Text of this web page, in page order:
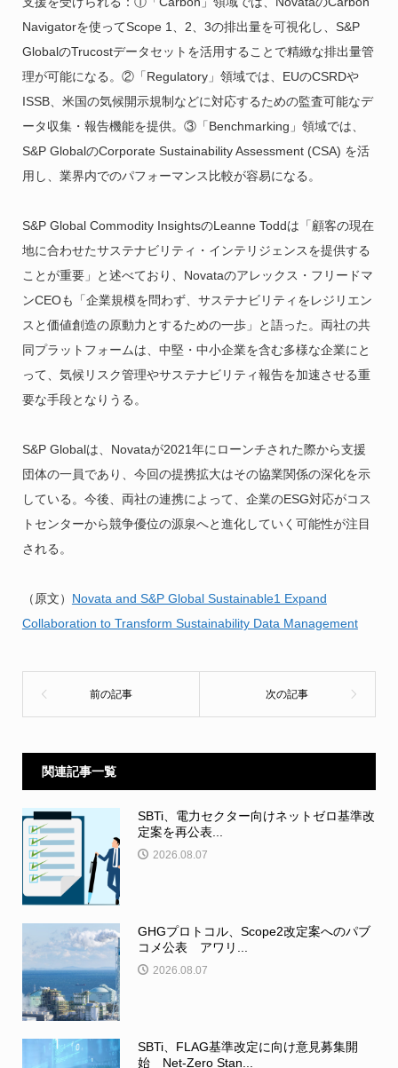
Navigatorを使ってScope 1、2、3の排出量を可視化し、S&P
GlobalのTrucostデータセットを活用することで精緻な排出量管
理が可能になる。②「Regulatory」領域では、EUのCSRDや
ISSB、米国の気候開示規制などに対応するための監査可能なデ
ータ収集・報告機能を提供。③「Benchmarking」領域では、
S&P GlobalのCorporate Sustainability Assessment (CSA) を活
用し、業界内でのパフォーマンス比較が容易になる。
S&P Global Commodity InsightsのLeanne Toddは「顧客の現在
地に合わせたサステナビリティ・インテリジェンスを提供する
ことが重要」と述べており、Novataのアレックス・フリードマ
ンCEOも「企業規模を問わず、サステナビリティをレジリエン
スと価値創造の原動力とするための一歩」と語った。両社の共
同プラットフォームは、中堅・中小企業を含む多様な企業にと
って、気候リスク管理やサステナビリティ報告を加速させる重
要な手段となりうる。
S&P Globalは、Novataが2021年にローンチされた際から支援
団体の一員であり、今回の提携拡大はその協業関係の深化を示
している。今後、両社の連携によって、企業のESG対応がコス
トセンターから競争優位の源泉へと進化していく可能性が注目
される。
（原文） Novata and S&P Global Sustainable1 Expand
Collaboration to Transform Sustainability Data Management
関連記事一覧
SBTi、電力セクター向けネットゼロ基準改
定案を再公表...
2026.08.07
GHGプロトコル、Scope2改定案へのパブ
コメ公表 アワリ...
2026.08.07
SBTi、FLAG基準改定に向け意見募集開
始 Net-Zero Stan...